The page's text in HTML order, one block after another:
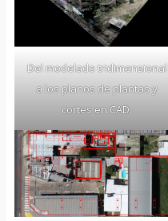
Del modelado tridimensional
a los planos de plantas y
cortes en CAD.